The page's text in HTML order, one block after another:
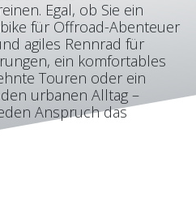
Egal, ob Sie ein
für Offroad-Abenteuer
agiles Rennrad für
ein komfortables
Touren oder ein
urbanen Alltag –
Anspruch das